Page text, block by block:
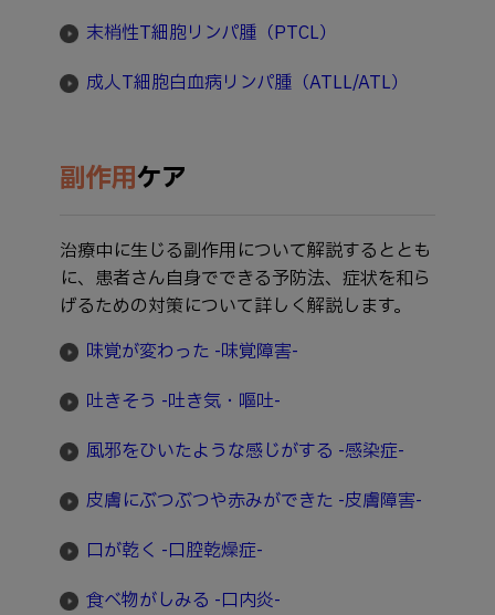
末梢性T細胞リンパ腫（PTCL）
成人T細胞白血病リンパ腫（ATLL/ATL）
副作用ケア
治療中に生じる副作用について解説するととも
に、患者さん自身でできる予防法、症状を和ら
げるための対策について詳しく解説します。
味覚が変わった -味覚障害-
吐きそう -吐き気・嘔吐-
風邪をひいたような感じがする -感染症-
皮膚にぶつぶつや赤みができた -皮膚障害-
口が乾く -口腔乾燥症-
食べ物がしみる -口内炎-